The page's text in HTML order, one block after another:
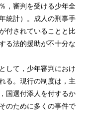
，審判を受ける少年全
統計）。成人の刑事手
付されていることと比
る法的援助が不十分な
して，少年審判におけ
る。現行の制度は，主
国選付添人を付するか
のために多くの事件で